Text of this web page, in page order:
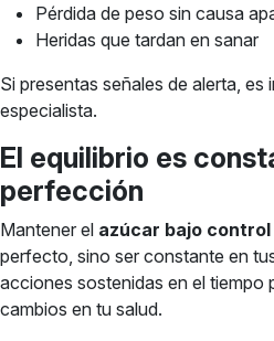
Pérdida de peso sin causa
Heridas que tardan en sanar
Si presentas señales de alerta, es
especialista.
El equilibrio es
perfección
Mantener el azúcar bajo control
perfecto, sino ser constante en
acciones sostenidas en el tiempo
cambios en tu salud.